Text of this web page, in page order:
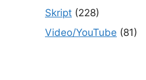
Skript (228)
Video/YouTube (81)